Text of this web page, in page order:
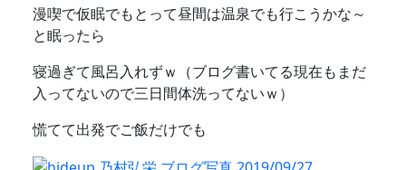
漫喫で仮眠でもとって昼間は温泉でも行こうかな～
と眠ったら
寝過ぎて風呂入れずｗ（ブログ書いてる現在もまだ
入ってないので三日間体洗ってないｗ）
慌てて出発でご飯だけでも